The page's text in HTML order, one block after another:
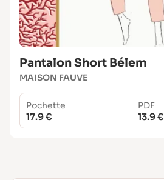
Pantalon Short Bélem
MAISON FAUVE
Pochette
17.9 €
PDF
13.9 €